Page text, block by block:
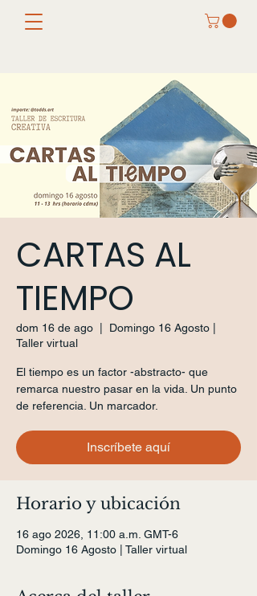
CARTAS AL
TIEMPO
dom 16 de ago
Domingo 16 Agosto |
Taller virtual
El tiempo es un factor -abstracto- que
remarca nuestro pasar en la vida. Un punto
de referencia. Un marcador.
Inscríbete aquí
Horario y ubicación
16 ago 2026, 11:00 a.m. GMT-6
Domingo 16 Agosto | Taller virtual